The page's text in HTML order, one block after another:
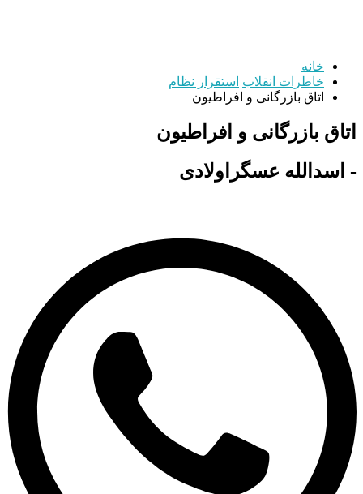
خانه
خاطرات انقلاب استقرار نظام
اتاق بازرگانی و افراطیون
اتاق بازرگانی و افراطیون
- اسدالله عسگراولادی